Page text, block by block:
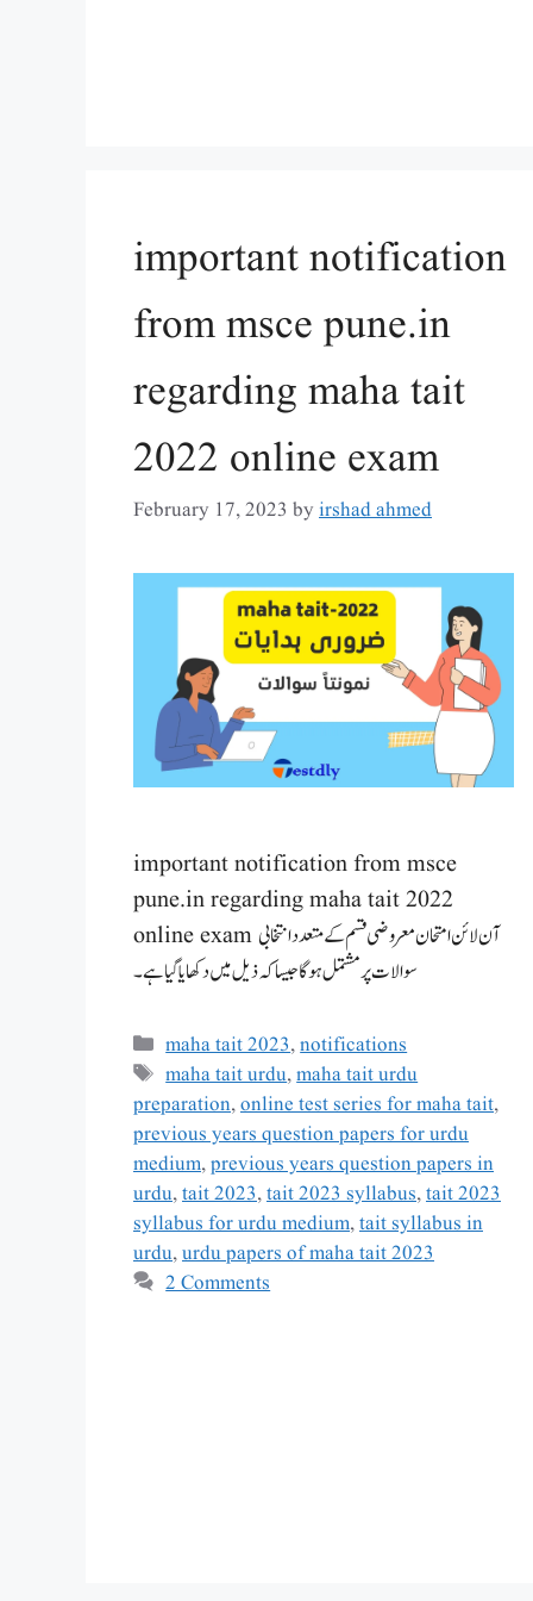
important notification
from msce pune.in
regarding maha tait
2022 online exam
February 17, 2023 byirshad ahmed
important notification from msce
pune.in regarding maha tait 2022
online exam آن لائن امتحان معروضی قسم کے متعدد انتخابی
سوالات پر مشتمل ہوگا جیسا کہ ذیل میں دکھایا گیا ہے۔
Categories
maha tait 2023,notifications
Tags
maha tait urdu,maha tait urdu
preparation,online test series for maha tait,
previous years question papers for urdu
medium,previous years question papers in
urdu,tait 2023,tait 2023 syllabus,tait 2023
syllabus for urdu medium,tait syllabus in
urdu,urdu papers of maha tait 2023
2 Comments